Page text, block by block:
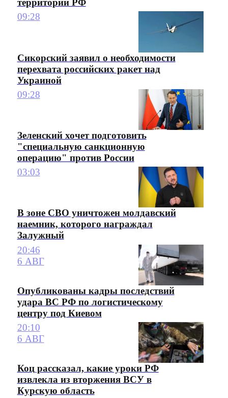
территории РФ
09:28
Сикорский заявил о необходимости
перехвата российских ракет над
Украиной
09:28
Зеленский хочет подготовить
"специальную санкционную
операцию" против России
03:03
В зоне СВО уничтожен молдавский
наемник, которого награждал
Залужный
20:46
6 АВГ
Опубликованы кадры последствий
удара ВС РФ по логистическому
центру под Киевом
20:10
6 АВГ
Коц рассказал, какие уроки РФ
извлекла из вторжения ВСУ в
Курскую область